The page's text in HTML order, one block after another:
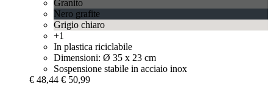
Granito
Nero grafite
Grigio chiaro
+1
In plastica riciclabile
Dimensioni: Ø 35 x 23 cm
Sospensione stabile in acciaio inox
€ 48,44 € 50,99